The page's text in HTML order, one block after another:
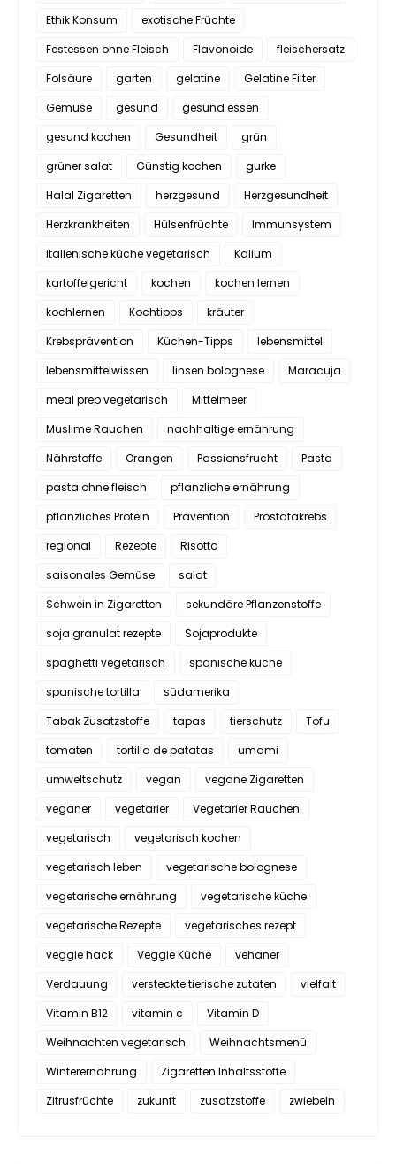
Ethik Konsum
exotische Früchte
Festessen ohne Fleisch
Flavonoide
fleischersatz
Folsäure
garten gelatine
Gelatine Filter
Gemüse
gesund
gesund essen
gesund kochen
Gesundheit
grün
grüner salat
Günstig kochen
gurke
Halal Zigaretten
herzgesund
Herzgesundheit
Herzkrankheiten
Hülsenfrüchte
Immunsystem
italienische küche vegetarisch
Kalium
kartoffelgericht
kochen
kochen lernen
kochlernen
Kochtipps
kräuter
Krebsprävention
Küchen-Tipps
lebensmittel
lebensmittelwissen
linsen bolognese
Maracuja
meal prep vegetarisch
Mittelmeer
Muslime Rauchen
nachhaltige ernährung
Nährstoffe
Orangen Passionsfrucht
Pasta
pasta ohne fleisch
pflanzliche ernährung
pflanzliches Protein
Prävention
Prostatakrebs
regional
Rezepte
Risotto
saisonales Gemüse
salat
Schwein in Zigaretten
sekundäre Pflanzenstoffe
soja granulat rezepte
Sojaprodukte
spaghetti vegetarisch
spanische küche
spanische tortilla
südamerika
Tabak Zusatzstoffe
tapas tierschutz
Tofu
tomaten
tortilla de patatas
umami
umweltschutz
vegan
vegane Zigaretten
veganer
vegetarier
Vegetarier Rauchen
vegetarisch
vegetarisch kochen
vegetarisch leben
vegetarische bolognese
vegetarische ernährung
vegetarische küche
vegetarische Rezepte
vegetarisches rezept
veggie hack
Veggie Küche
vehaner
Verdauung
versteckte tierische zutaten
vielfalt
Vitamin B12
vitamin c
Vitamin D
Weihnachten vegetarisch
Weihnachtsmenü
Winterernährung
Zigaretten Inhaltsstoffe
Zitrusfrüchte
zukunft zusatzstoffe zwiebeln